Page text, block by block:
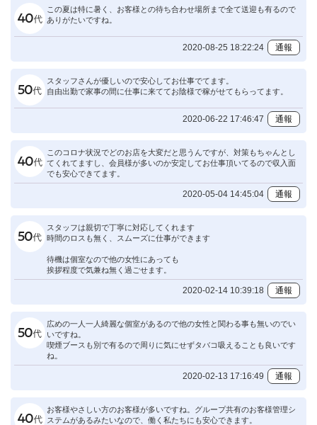
この夏は特に暑く、お客様との待ち合わせ場所まで全て送迎も有るので
ありがたいですね。
2020-08-25 18:22:24 通報
スタッフさんが優しいので安心してお仕事でてます。
自由出勤で家事の間に仕事に来ててお陰様で稼がせてもらってます。
2020-06-22 17:46:47 通報
このコロナ状況でどのお店を大変だと思うんですが、対策もちゃんとし
てくれてますし、会員様が多いのか安定してお仕事頂いてるので収入面
でも安心できてます。
2020-05-04 14:45:04 通報
スタッフは親切で丁寧に対応してくれます
時間のロスも無く、スムーズに仕事ができます
待機は個室なので他の女性にあっても
挨拶程度で気兼ね無く過ごせます。
2020-02-14 10:39:18 通報
広めの一人一人綺麗な個室があるので他の女性と関わる事も無いのでい
いですね。
喫煙ブースも別で有るので周りに気にせずタバコ吸えることも良いです
ね。
2020-02-13 17:16:49 通報
お客様やさしい方のお客様が多いですね。グループ共有のお客様管理シ
ステムがあるみたいなので、働く私たちにも安心できます。